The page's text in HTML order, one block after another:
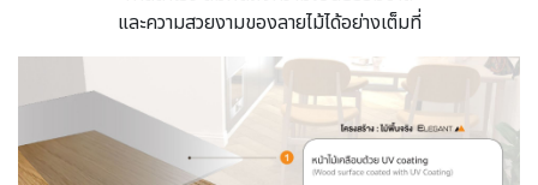
และความสวยงามของลายไม้ได้อย่างเต็มที่